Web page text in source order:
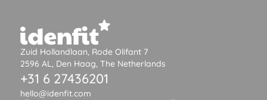
Zuid Hollandlaan, Rode Olifant 7
2596 AL, Den Haag, The Netherlands
+31 6 27436201
hello@idenfit.com